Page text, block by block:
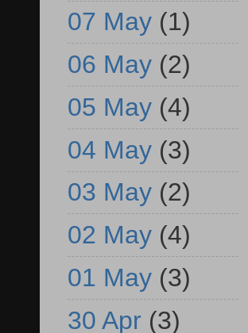
07 May (1)
06 May (2)
05 May (4)
04 May (3)
03 May (2)
02 May (4)
01 May (3)
30 Apr (3)